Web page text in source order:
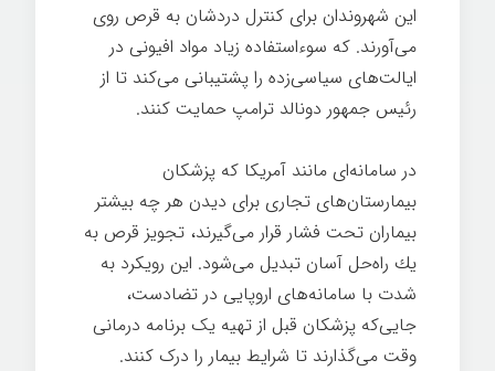
این شهروندان برای کنترل دردشان به قرص روی
می‌آورند. که سوءاستفاده زیاد مواد افیونی در
ایالت‌های سیاسی‌زده را پشتیبانی می‌کند تا از
رئیس جمهور دونالد ترامپ حمایت کنند.
در سامانه‌ای مانند آمریكا كه پزشكان
بیمارستان‌های تجاری برای دیدن هر چه بیشتر
بیماران تحت فشار قرار می‌گیرند، تجویز قرص به
یك راه‌حل آسان تبدیل می‌شود. این رویکرد به
شدت با سامانه‌های اروپایی در تضادست،
جایی‌که پزشکان قبل از تهیه یک برنامه درمانی
وقت می‌گذارند تا شرایط بیمار را درک کنند.